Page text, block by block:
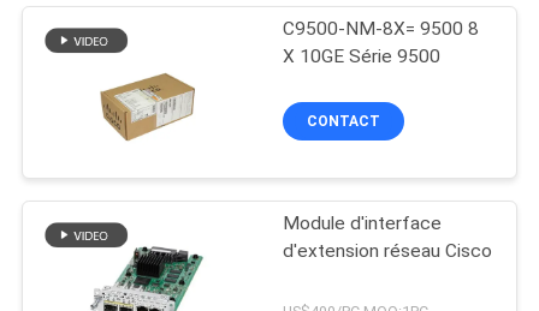
C9500-NM-8X= 9500 8
X 10GE Série 9500
CONTACT
Module d'interface
d'extension réseau Cisco